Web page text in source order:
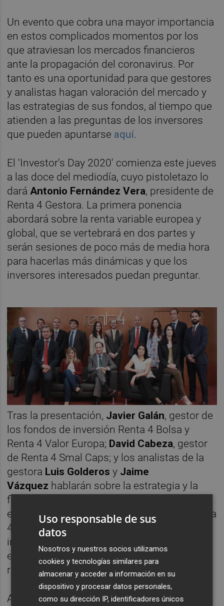
Un evento que cobra una mayor importancia
en estos complicados momentos por los
que atraviesan los mercados financieros
ante la propagación del coronavirus. Por
tanto es una oportunidad para que gestores
y analistas hagan valoración del mercado y
las estrategias de sus fondos, al tiempo que
atienden a las preguntas de los inversores
que pueden apuntarse aquí.
El 'Investor's Day 2020' comienza este jueves
a las doce del mediodía, cuyo pistoletazo lo
daráAntonio Fernández Vera, presidente de
Renta 4 Gestora. La primera ponencia
abordará sobre la renta variable europea y
global, que se vertebrará en dos partes y
serán sesiones de poco más de media hora
para hacerlas más dinámicas y que los
inversores interesados puedan preguntar.
Tras la presentación, Javier Galán, gestor de
los fondos de inversión Renta 4 Bolsa y
Renta 4 Valor Europa; David Cabeza, gestor
de Renta 4 Smal Caps; y los analistas de la
gestora Luis Golderos y Jaime
Vázquez hablarán sobre la estrategia y la
filosofía de inversión de la renta variable
europea y de los fondos Renta 4 Bolsa, Renta
4 Valor Europa. Como también lo hará del el
impacto que han sufrido estos fondos en
esta crisis sanitaria y cómo puede ser la
recuperación.
A continuación será el turno deCelso Otero
Uso responsable de sus
datos
Nosotros y nuestros socios utilizamos
cookies y tecnologías similares para
almacenar y acceder a información en su
dispositivo y procesar datos personales,
como su dirección IP, identificadores únicos